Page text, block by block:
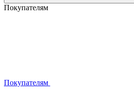
Покупателям
Покупателям